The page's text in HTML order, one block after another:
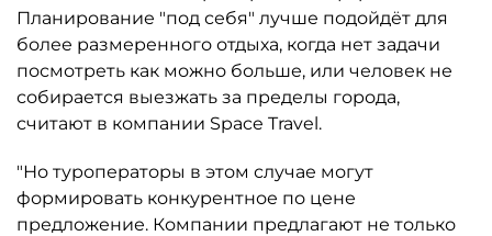
Планирование "под себя" лучше подойдёт для
более размеренного отдыха, когда нет задачи
посмотреть как можно больше, или человек не
собирается выезжать за пределы города,
считают в компании Space Travel.
"Но туроператоры в этом случае могут
формировать конкурентное по цене
предложение. Компании предлагают не только